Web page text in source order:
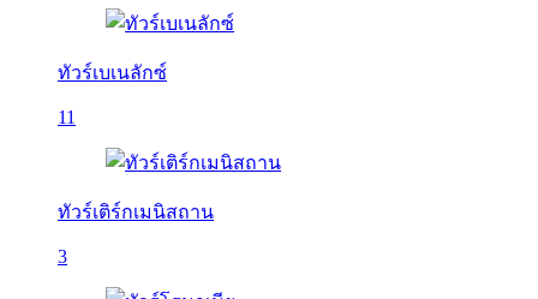
ทัวร์เบเนลักซ์
11
ทัวร์เติร์กเมนิสถาน
3